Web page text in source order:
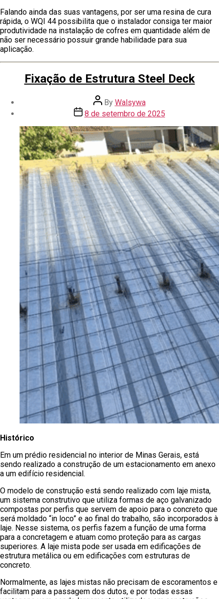
Falando ainda das suas vantagens, por ser uma resina de cura
rápida, o WQI 44 possibilita que o instalador consiga ter maior
produtividade na instalação de cofres em quantidade além de
não ser necessário possuir grande habilidade para sua
aplicação.
Fixação de Estrutura Steel Deck
By Walsywa
8 de setembro de 2025
Histórico
Em um prédio residencial no interior de Minas Gerais, está
sendo realizado a construção de um estacionamento em anexo
a um edifício residencial.
O modelo de construção está sendo realizado com laje mista,
um sistema construtivo que utiliza formas de aço galvanizado
compostas por perfis que servem de apoio para o concreto que
será moldado “in loco” e ao final do trabalho, são incorporados à
laje. Nesse sistema, os perfis fazem a função de uma forma
para a concretagem e atuam como proteção para as cargas
superiores. A laje mista pode ser usada em edificações de
estrutura metálica ou em edificações com estruturas de
concreto.
Normalmente, as lajes mistas não precisam de escoramentos e
facilitam para a passagem dos dutos, e por todas essas